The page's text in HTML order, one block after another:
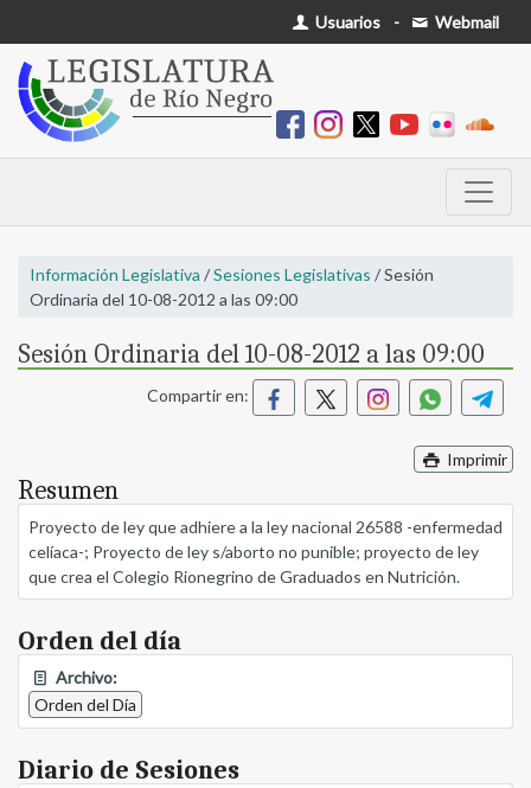
Usuarios - Webmail
Información Legislativa /Sesiones Legislativas / Sesión
Ordinaria del 10-08-2012 a las 09:00
Sesión Ordinaria del 10-08-2012 a las 09:00
Compartir en:
Imprimir
Resumen
Proyecto de ley que adhiere a la ley nacional 26588 -enfermedad
celíaca-; Proyecto de ley s/aborto no punible; proyecto de ley
que crea el Colegio Rionegrino de Graduados en Nutrición.
Orden del día
Archivo:
Orden del Día
Diario de Sesiones